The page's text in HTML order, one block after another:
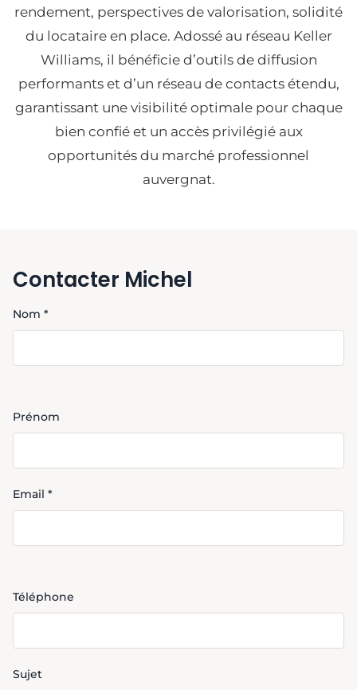
rendement, perspectives de valorisation, solidité
du locataire en place. Adossé au réseau Keller
Williams, il bénéficie d’outils de diffusion
performants et d’un réseau de contacts étendu,
garantissant une visibilité optimale pour chaque
bien confié et un accès privilégié aux
opportunités du marché professionnel
auvergnat.
Contacter Michel
Nom *
Prénom
Email *
Téléphone
Sujet